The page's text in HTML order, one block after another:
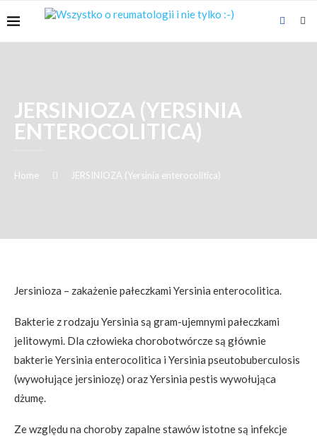
JERSINIOZA (YERSINIA
ENTEROCOLITICA)
Home JERSINIOZA (Yersinia enterocolitica)
Jersinioza – zakażenie pałeczkami Yersinia enterocolitica.
Bakterie z rodzaju Yersinia są gram-ujemnymi pałeczkami
jelitowymi. Dla człowieka chorobotwórcze są głównie
bakterie Yersinia enterocolitica i Yersinia pseutobuberculosis
(wywołujące jersiniozę) oraz Yersinia pestis wywołująca
dżumę.
Ze względu na choroby zapalne stawów istotne są infekcje